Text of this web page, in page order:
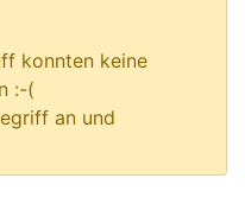
konnten keine
:-(
an und